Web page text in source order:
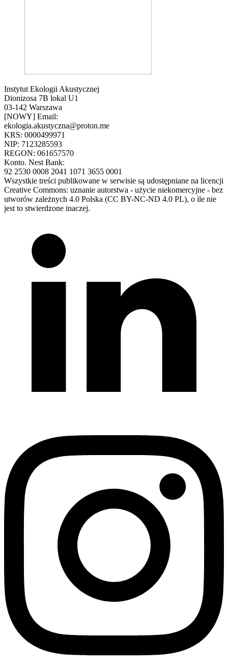
Instytut Ekologii Akustycznej
Dionizosa 7B lokal U1
03-142 Warszawa
[NOWY] Email:
ekologia.akustyczna@proton.me
KRS: 0000499971
NIP: 7123285593
REGON: 061657570
Konto. Nest Bank:
92 2530 0008 2041 1071 3655 0001
Wszystkie treści publikowane w serwisie są udostępniane na licencji
Creative Commons: uznanie autorstwa - użycie niekomercyjne - bez
utworów zależnych 4.0 Polska (CC BY-NC-ND 4.0 PL), o ile nie
jest to stwierdzone inaczej.